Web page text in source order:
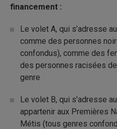
financement :
Le volet A, qui s’adresse
comme des personnes
confondus), comme des
des personnes racisées
genre
Le volet B, qui s’adresse
appartenir aux Premières
Métis (tous genres